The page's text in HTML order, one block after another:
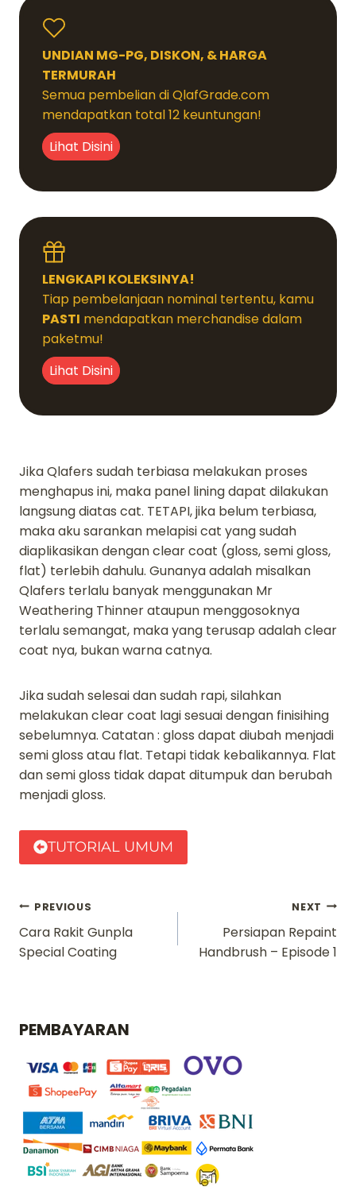
UNDIAN MG-PG, DISKON, & HARGA
TERMURAH
Semua pembelian di QlafGrade.com
mendapatkan total 12 keuntungan!
Lihat Disini
LENGKAPI KOLEKSINYA!
Tiap pembelanjaan nominal tertentu, kamu
PASTI mendapatkan merchandise dalam
paketmu!
Lihat Disini
Jika Qlafers sudah terbiasa melakukan proses
menghapus ini, maka panel lining dapat dilakukan
langsung diatas cat. TETAPI, jika belum terbiasa,
maka aku sarankan melapisi cat yang sudah
diaplikasikan dengan clear coat (gloss, semi gloss,
flat) terlebih dahulu. Gunanya adalah misalkan
Qlafers terlalu banyak menggunakan Mr
Weathering Thinner ataupun menggosoknya
terlalu semangat, maka yang terusap adalah clear
coat nya, bukan warna catnya.
Jika sudah selesai dan sudah rapi, silahkan
melakukan clear coat lagi sesuai dengan finisihing
sebelumnya. Catatan : gloss dapat diubah menjadi
semi gloss atau flat. Tetapi tidak kebalikannya. Flat
dan semi gloss tidak dapat ditumpuk dan berubah
menjadi gloss.
TUTORIAL UMUM
Navigasi
pos
PREVIOUS
Cara Rakit Gunpla
Special Coating
NEXT
Persiapan Repaint
Handbrush – Episode 1
PEMBAYARAN